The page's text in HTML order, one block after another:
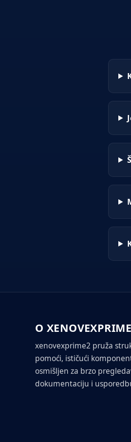
O
xenovexprime2 pruža
pomoći, ističući
osmišljen za brzo
dokumentaciju i